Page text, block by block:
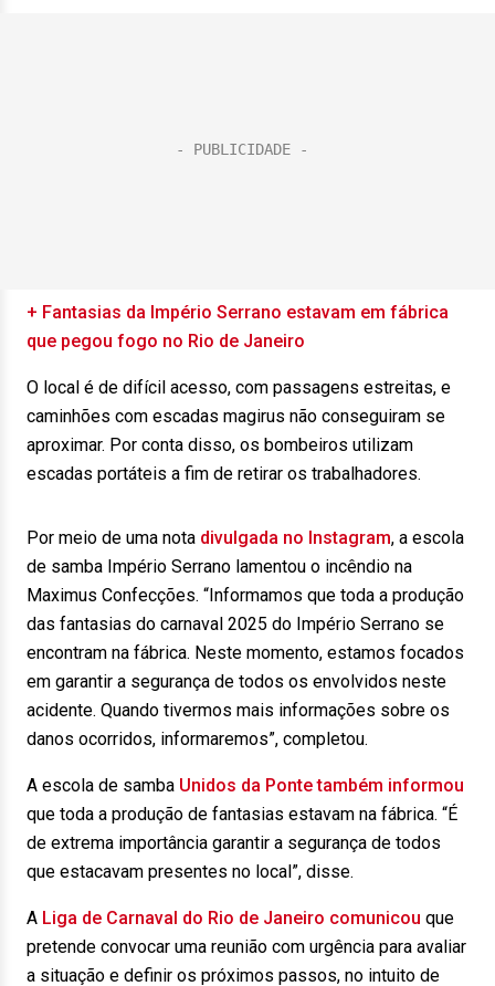
+ Fantasias da Império Serrano estavam em fábrica
que pegou fogo no Rio de Janeiro
O local é de difícil acesso, com passagens estreitas, e
caminhões com escadas magirus não conseguiram se
aproximar. Por conta disso, os bombeiros utilizam
escadas portáteis a fim de retirar os trabalhadores.
Por meio de uma nota divulgada no Instagram, a escola
de samba Império Serrano lamentou o incêndio na
Maximus Confecções. “Informamos que toda a produção
das fantasias do carnaval 2025 do Império Serrano se
encontram na fábrica. Neste momento, estamos focados
em garantir a segurança de todos os envolvidos neste
acidente. Quando tivermos mais informações sobre os
danos ocorridos, informaremos”, completou.
A escola de samba Unidos da Ponte também informou
que toda a produção de fantasias estavam na fábrica. “É
de extrema importância garantir a segurança de todos
que estacavam presentes no local”, disse.
A Liga de Carnaval do Rio de Janeiro comunicou que
pretende convocar uma reunião com urgência para avaliar
a situação e definir os próximos passos, no intuito de